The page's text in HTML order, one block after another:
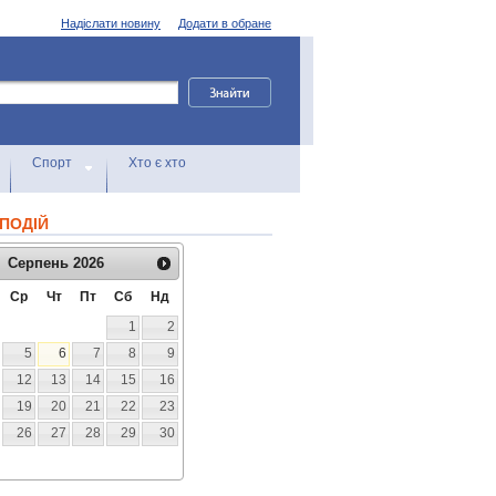
Додати в обране
Надіслати новину
Спорт Хто є хто
Серпень 2026
Ср Чт Пт Сб
Нд
1
2
5 6 7 8
9
12 13 14 15
16
19 20 21 22
23
26 27 28 29
30